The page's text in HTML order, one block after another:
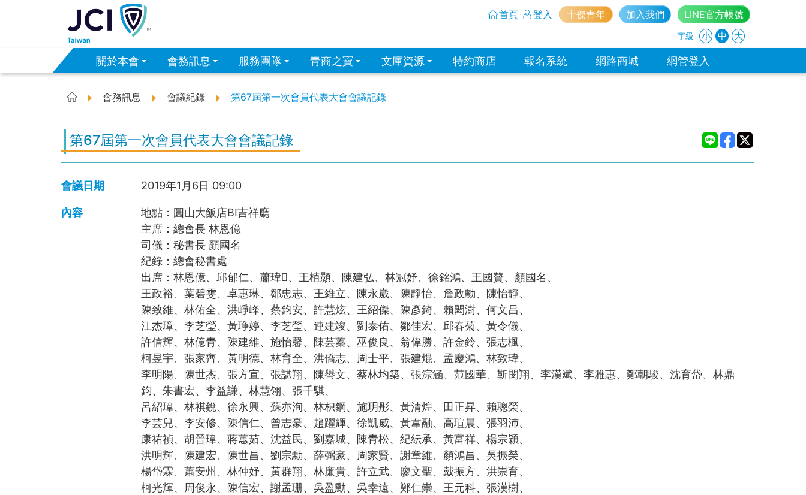
首頁 登入 十傑青年 加入我們 LINE官方帳號
字級 小 中 大
關於本會 會務訊息 服務團隊 青商之寶 文庫資源 特約商店 報名系統 網路商城 網管登入
會務訊息 會議紀錄 第67屆第一次會員代表大會會議記錄
第67屆第一次會員代表大會會議記錄
會議日期 2019年1月6日 09:00
內容 地點： 圓山大飯店BI吉祥廳
主席： 總會長 林恩億
司儀： 秘書長 顏國名
紀錄： 總會秘書處
出席： 林恩億、邱郁仁、蕭瑋、王植顥、陳建弘、林冠妤、徐銘鴻、王國贊、顏國名、
王政裕、葉碧雯、卓惠琳、鄒忠志、王維立、陳永崴、陳靜怡、詹政勳、陳怡靜、
陳致維、林佑全、洪崢峰、蔡鈞安、許慧炫、王紹傑、陳彥錡、賴閎澍、何文昌、
江杰璋、李芝瑩、黃琤婷、李芝瑩、連建竣、劉泰佑、鄒佳宏、邱春菊、黃令儀、
許信輝、林億青、陳建維、施怡馨、陳芸蓁、巫俊良、翁偉勝、許金鈴、張志楓、
柯昱宇、張家齊、黃明德、林育全、洪僑志、周士平、張建焜、孟慶鴻、林致瑋、
李明陽、陳世杰、張方宣、張諶翔、陳譽文、蔡林均築、張淙涵、范國華、靳閔翔、李漢斌、李雅惠、鄭朝駿、沈育岱、林鼎
鈞、朱書宏、李益謙、林慧翎、張千騏、
呂紹瑋、林祺銳、徐永興、蘇亦洵、林枳鋼、施玥彤、黃清煌、田正昇、賴聰榮、
李芸兒、李安修、陳信仁、曾志豪、趙躍輝、徐凱威、黃韋融、高瑄晨、張羽沛、
康祐禎、胡晉瑋、蔣蕙茹、沈益民、劉嘉城、陳青松、紀紜承、黃富祥、楊宗穎、
洪明輝、陳建宏、陳世昌、劉宗勳、薛弼豪、周家賢、謝章維、顏鴻昌、吳振榮、
楊岱霖、蕭安州、林仲妤、黃群翔、林廉貴、許立武、廖文聖、戴振方、洪崇育、
柯光輝、周俊永、陳信宏、謝孟珊、吳盈勳、吳幸遠、鄭仁崇、王元科、張漢樹、